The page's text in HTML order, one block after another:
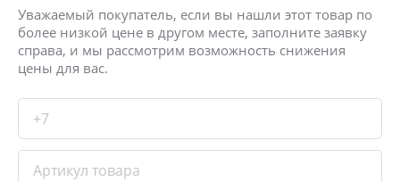
Уважаемый покупатель, если вы нашли этот товар по
более низкой цене в другом месте, заполните заявку
справа, и мы рассмотрим возможность снижения
цены для вас.